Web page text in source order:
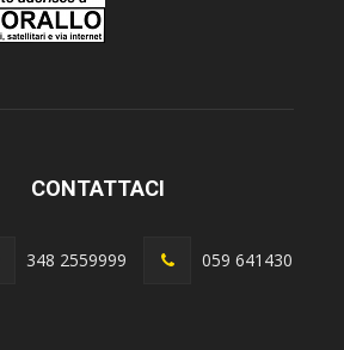
CONTATTACI
348 2559999 059 641430